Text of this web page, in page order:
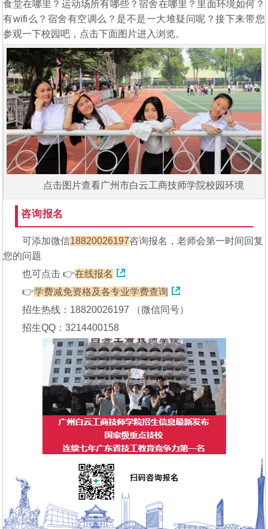
食堂在哪里？运动场所有哪些？宿舍在哪里？里面环境如何？
有wifi么？宿舍有空调么？是不是一大堆疑问呢？接下来带您
参观一下校园吧，点击下面图片进入浏览。
点击图片查看广州市白云工商技师学院校园环境
咨询报名
可添加微信18820026197咨询报名，老师会第一时间回复
您的问题
也可点击 👉在线报名
👉学费减免资格及各专业学费查询
招生热线：18820026197 （微信同号）
招生QQ：3214400158